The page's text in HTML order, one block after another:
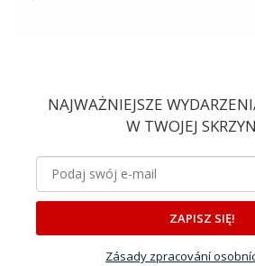
NAJWAŻNIEJSZE
W TWOJEJ
ZAPISZ SIĘ!
Zásady zpracování